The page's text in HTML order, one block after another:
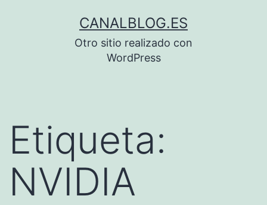
CANALBLOG.ES
Otro sitio realizado con
WordPress
Etiqueta:
NVIDIA